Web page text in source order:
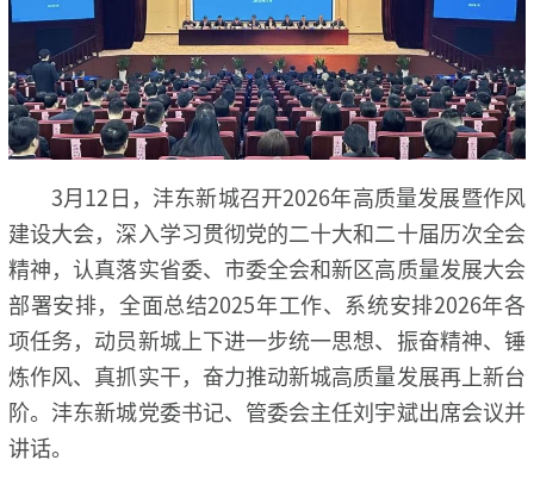
3月12日，沣东新城召开2026年高质量发展暨作风
建设大会，深入学习贯彻党的二十大和二十届历次全会
精神，认真落实省委、市委全会和新区高质量发展大会
部署安排，全面总结2025年工作、系统安排2026年各
项任务，动员新城上下进一步统一思想、振奋精神、锤
炼作风、真抓实干，奋力推动新城高质量发展再上新台
阶。沣东新城党委书记、管委会主任刘宇斌出席会议并
讲话。